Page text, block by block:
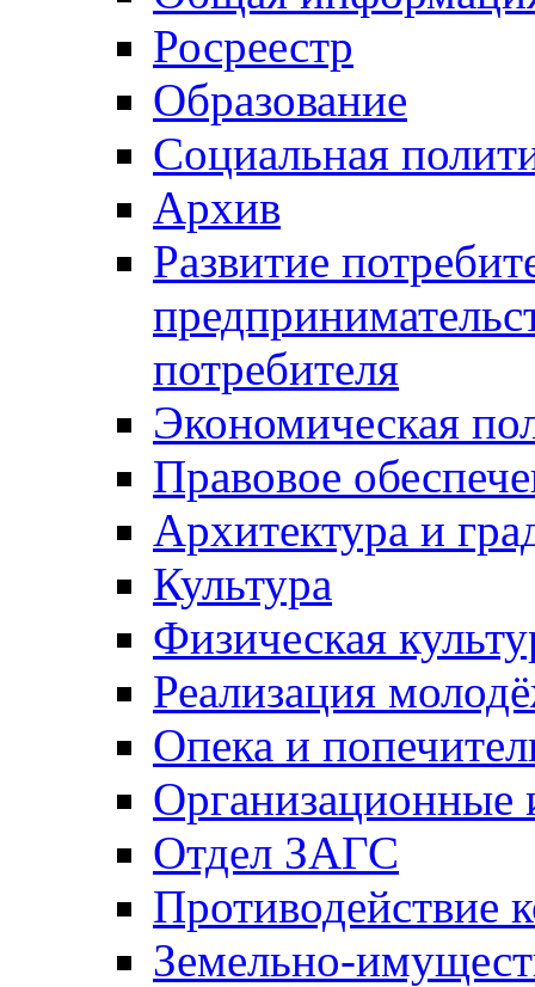
Росреестр
Образование
Социальная
Архив
Развитие
потребителя
Экономическая
Правовое
Архитектура и
Культура
Физическая
Реализация
Опека и
Отдел ЗАГС
Противодействие
Земельно-